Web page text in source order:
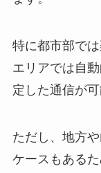
特に都市部で
エリアでは自
定した通信が可
ただし、地方
ケースもある